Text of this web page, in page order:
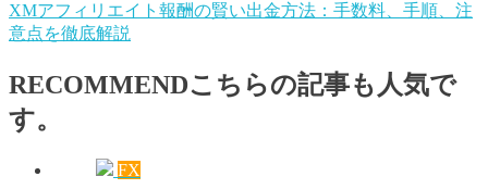
XMアフィリエイト報酬の賢い出金方法：手数料、手順、注
意点を徹底解説
RECOMMENDこちらの記事も人気で
す。
FX